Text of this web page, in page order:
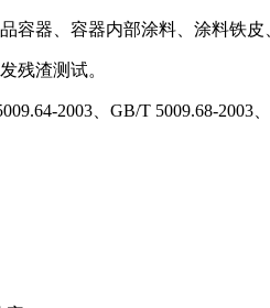
容器、容器内部涂料、涂料铁
残渣测试。
2003、GB/T 5009.68-2003